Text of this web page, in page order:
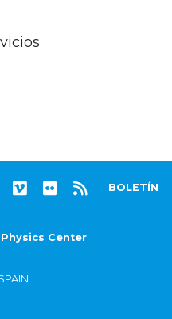
BOLETÍN
Center